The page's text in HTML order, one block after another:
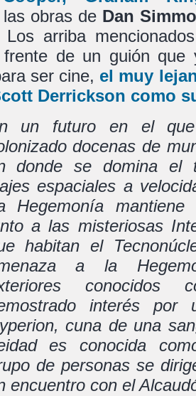
obras de Dan
Los arriba
de un guión que
ser cine, el muy
Derrickson como
un futuro en el
docenas de
donde se domina el
espaciales a
Hegemonía
a las misteriosas
habitan el
a la
conocidos
interés por
cuna de una
es conocida
de personas se
encuentro con el